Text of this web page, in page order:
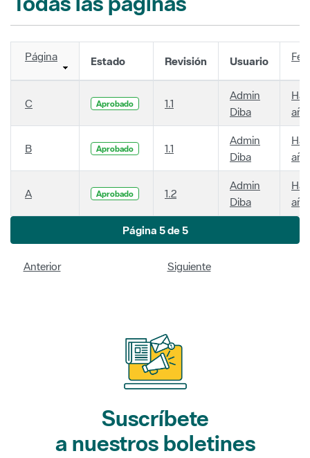
Página Estado Revisión Usuario
C Aprobado 1.1
Admin
Diba
B Aprobado 1.1
Admin
Diba
A Aprobado 1.2
Admin
Diba
Página 5 de 5
Anterior Siguiente
Suscríbete
a nuestros boletines